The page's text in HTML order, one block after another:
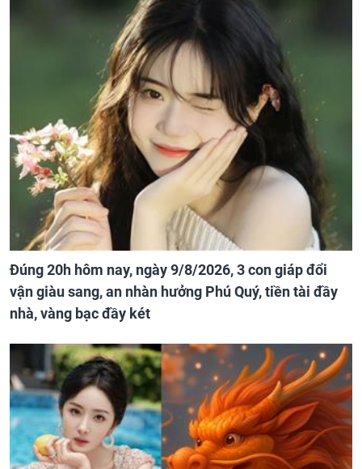
Đúng 20h hôm nay, ngày 9/8/2026, 3 con giáp đổi
vận giàu sang, an nhàn hưởng Phú Quý, tiền tài đầy
nhà, vàng bạc đầy két